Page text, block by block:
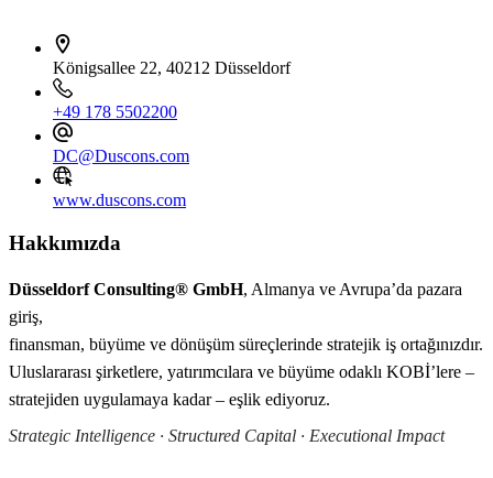
Königsallee 22, 40212 Düsseldorf
+49 178 5502200
DC@Duscons.com
www.duscons.com
Hakkımızda
Düsseldorf Consulting® GmbH, Almanya ve Avrupa’da pazara
giriş,
finansman, büyüme ve dönüşüm süreçlerinde stratejik iş ortağınızdır.
Uluslararası şirketlere, yatırımcılara ve büyüme odaklı KOBİ’lere –
stratejiden uygulamaya kadar – eşlik ediyoruz.
Strategic Intelligence · Structured Capital · Executional Impact